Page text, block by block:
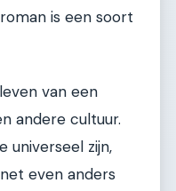
is een soort
van een
andere cultuur.
universeel zijn,
even anders